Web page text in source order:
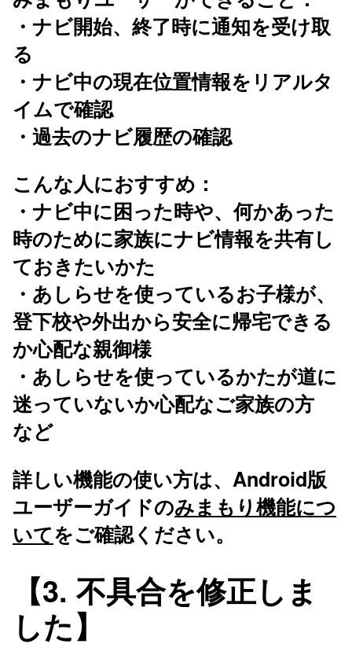
・ナビ開始、終了時に通知を受け取
る
・ナビ中の現在位置情報をリアルタ
イムで確認
・過去のナビ履歴の確認
こんな人におすすめ：
・ナビ中に困った時や、何かあった
時のために家族にナビ情報を共有し
ておきたいかた
・あしらせを使っているお子様が、
登下校や外出から安全に帰宅できる
か心配な親御様
・あしらせを使っているかたが道に
迷っていないか心配なご家族の方
など
詳しい機能の使い方は、Android版
ユーザーガイドのみまもり機能につ
いてをご確認ください。
【3. 不具合を修正しま
した】